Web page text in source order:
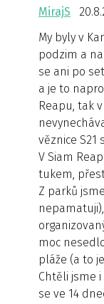
MirajS
My byly v
podzim a
se ani po
a je to
Reapu, tak
věznice S21
V Siam
tukem,
Z parků
moc
pláže (a to
Chtěli jsme
se ve 14